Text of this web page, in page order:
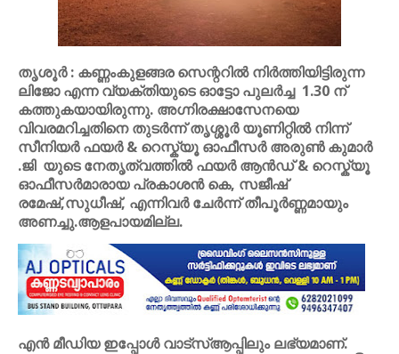
തൃശൂർ : കണ്ണംകുളങ്ങര സെന്ററിൽ നിർത്തിയിട്ടിരുന്ന
ലിജോ എന്ന വ്യക്തിയുടെ ഓട്ടോ പുലർച്ച 1.30 ന്
കത്തുകയായിരുന്നു. അഗ്നിരക്ഷാസേനയെ
വിവരമറിച്ചതിനെ തുടർന്ന് തൃശ്ശൂർ യൂണിറ്റിൽ നിന്ന്
സീനിയർ ഫയർ & റെസ്ക്യൂ ഓഫീസർ അരുൺ കുമാർ
.ജി യുടെ നേതൃത്വത്തിൽ ഫയർ ആൻഡ് & റെസ്ക്യൂ
ഓഫീസർമാരായ പ്രകാശൻ കെ, സജീഷ്
രമേഷ്,സുധീഷ്, എന്നിവർ ചേർന്ന് തീപൂർണ്ണമായും
അണച്ചു.ആളപായമില്ല.
എൻ മീഡിയ ഇപ്പോൾ വാട്സ്ആപ്പിലും ലഭ്യമാണ്.